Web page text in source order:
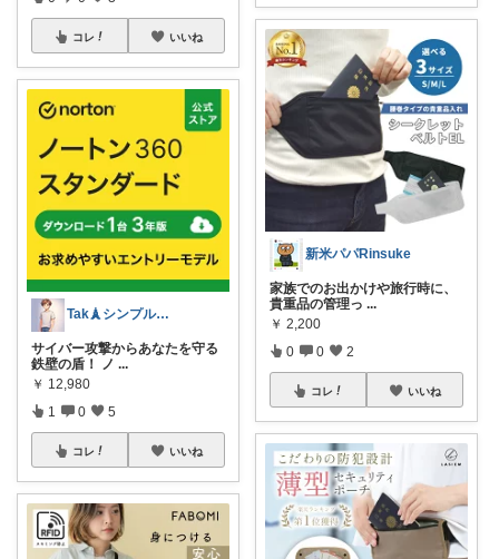
コレ いいね
Tak🗼シンプルで健康的な暮らし
サイバー攻撃からあなたを守る
鉄壁の盾！ ノ ...
￥ 12,980
1 0 5
コレ いいね
新米パパRinsuke
家族でのお出かけや旅行時に、
貴重品の管理っ ...
￥ 2,200
0 0 2
コレ いいね